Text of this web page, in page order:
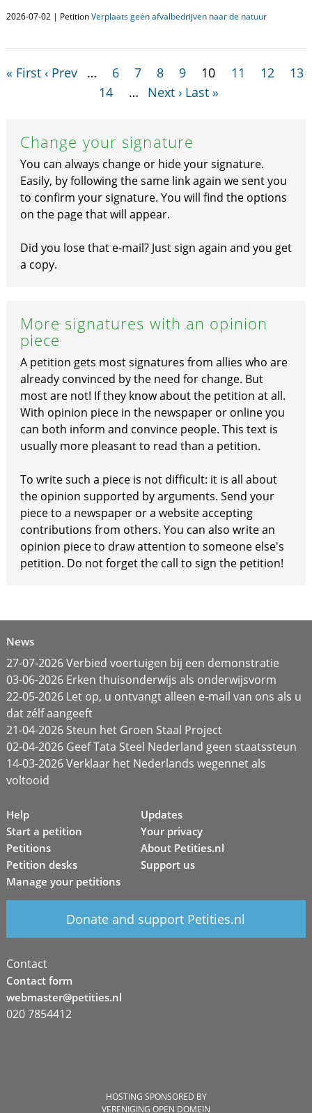
2026-07-02 | PetitionVerplaats geen afvalbedrijven naar de natuur
« First ‹ Prev … 6 7 8 9 10 11 12
13
14
… Next › Last »
Change your signature
You can always change or hide your signature.
Easily, by following the same link again we sent you
to confirm your signature. You will find the options
on the page that will appear.
Did you lose that e-mail? Just sign again and you get
a copy.
More signatures with an opinion
piece
A petition gets most signatures from allies who are
already convinced by the need for change. But
most are not! If they know about the petition at all.
With opinion piece in the newspaper or online you
can both inform and convince people. This text is
usually more pleasant to read than a petition.
To write such a piece is not difficult: it is all about
the opinion supported by arguments. Send your
piece to a newspaper or a website accepting
contributions from others. You can also write an
opinion piece to draw attention to someone else's
petition. Do not forget the call to sign the petition!
News
27-07-2026 Verbied voertuigen bij een demonstratie
03-06-2026 Erken thuisonderwijs als onderwijsvorm
22-05-2026 Let op, u ontvangt alleen e-mail van ons als u
dat zélf aangeeft
21-04-2026 Steun het Groen Staal Project
02-04-2026 Geef Tata Steel Nederland geen staatssteun
14-03-2026 Verklaar het Nederlands wegennet als
voltooid
Help
Start a petition
Petitions
Petition desks
Manage your petitions
Updates
Your privacy
About Petities.nl
Support us
Donate and support Petities.nl
Contact
Contact form
webmaster@petities.nl
020 7854412
HOSTING SPONSORED BY
VERENIGING OPEN DOMEIN